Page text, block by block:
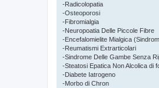
-Radicolopatia
-Osteoporosi
-Fibromialgia
-Neuropoatia Delle Piccole Fibre
-Encefalomielite Mialgica
-Reumatismi Extrarticolari
-Sindrome Delle Gambe Senza
-Steatosi Epatica Non Alcolica di
-Diabete Iatrogeno
-Morbo di Chron